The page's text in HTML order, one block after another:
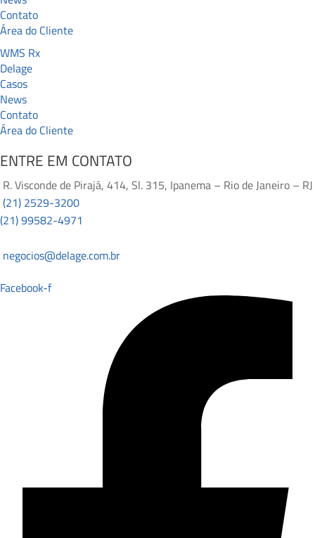
Contato
Área do Cliente
WMS Rx
Delage
Casos
News
Contato
Área do Cliente
ENTRE EM CONTATO
R. Visconde de Pirajá, 414, Sl. 315, Ipanema – Rio de Janeiro – RJ
(21) 2529-3200
(21) 99582-4971
negocios@delage.com.br
Facebook-f